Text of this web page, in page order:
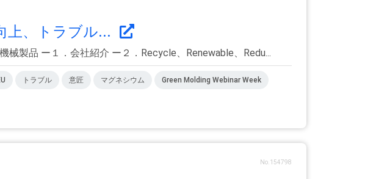
上、トラブル...
製品 ー１．会社紹介 ー２．Recycle、Renewable、Redu...
トラブル 意匠 マグネシウム Green Molding Webinar Week
No.154798